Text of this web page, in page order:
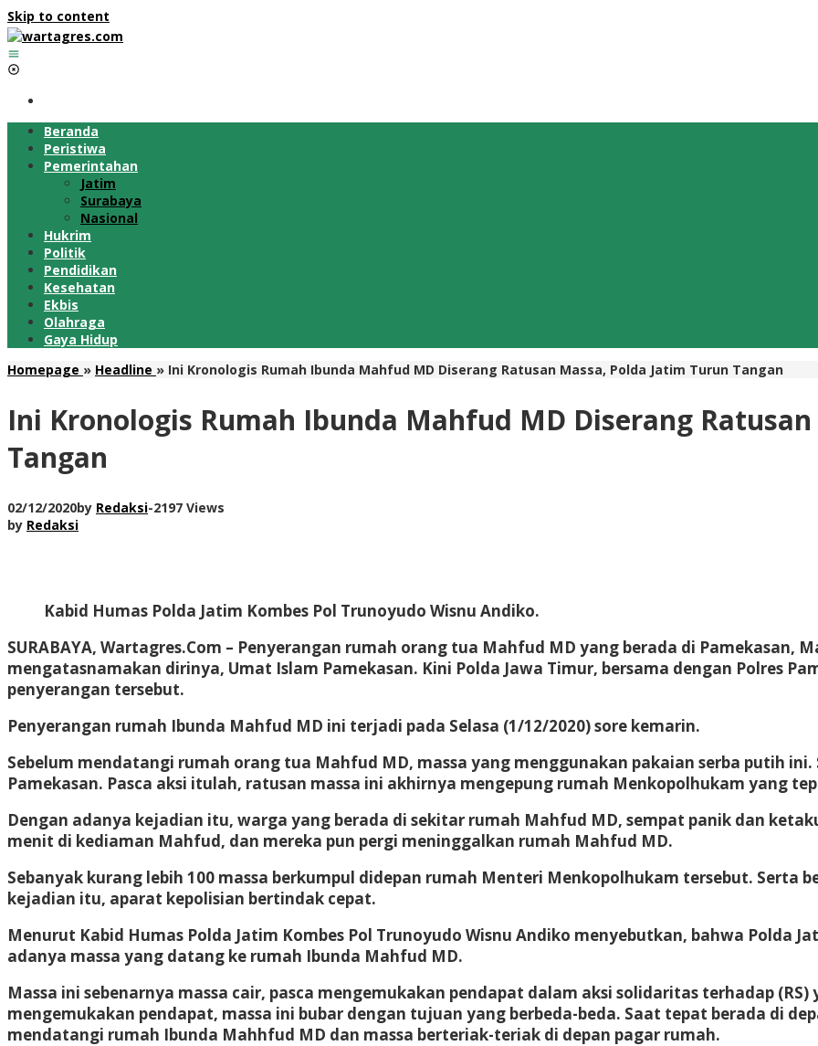
Skip to content
Beranda
Peristiwa
Pemerintahan
Jatim
Surabaya
Nasional
Hukrim
Politik
Pendidikan
Kesehatan
Ekbis
Olahraga
Gaya Hidup
Homepage » Headline » Ini Kronologis Rumah Ibunda Mahfud MD Diserang Ratusan Massa, Polda Jatim Turun Tangan
Ini Kronologis Rumah Ibunda Mahfud MD Diserang
Tangan
02/12/2020by Redaksi-2197 Views
by Redaksi
Kabid Humas Polda Jatim Kombes Pol Trunoyudo Wisnu Andiko.
SURABAYA, Wartagres.Com – Penyerangan rumah orang tua Mahfud MD yang berada di Pamekasan,
mengatasnamakan dirinya, Umat Islam Pamekasan. Kini Polda Jawa Timur, bersama dengan Polres
penyerangan tersebut.
Penyerangan rumah Ibunda Mahfud MD ini terjadi pada Selasa (1/12/2020) sore kemarin.
Sebelum mendatangi rumah orang tua Mahfud MD, massa yang menggunakan pakaian serba putih
Pamekasan. Pasca aksi itulah, ratusan massa ini akhirnya mengepung rumah Menkopolhukam yang
Dengan adanya kejadian itu, warga yang berada di sekitar rumah Mahfud MD, sempat panik dan
menit di kediaman Mahfud, dan mereka pun pergi meninggalkan rumah Mahfud MD.
Sebanyak kurang lebih 100 massa berkumpul didepan rumah Menteri Menkopolhukam tersebut. Serta
kejadian itu, aparat kepolisian bertindak cepat.
Menurut Kabid Humas Polda Jatim Kombes Pol Trunoyudo Wisnu Andiko menyebutkan, bahwa Polda
adanya massa yang datang ke rumah Ibunda Mahfud MD.
Massa ini sebenarnya massa cair, pasca mengemukakan pendapat dalam aksi solidaritas terhadap (RS)
mengemukakan pendapat, massa ini bubar dengan tujuan yang berbeda-beda. Saat tepat berada di
mendatangi rumah Ibunda Mahhfud MD dan massa berteriak-teriak di depan pagar rumah.